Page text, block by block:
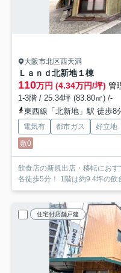
大阪市北区西天満
Ｌａｎｄ北新地１棟
110万円 (4.34万円/坪) 管
1-3階 / 25.34坪 (83.80㎡) /-
東西線「北新地」駅 徒歩8
電気有 都市ガス 好立地
敷0
飲食店の新規出店・移転におすすめ！ 「北新地」駅・「東
各徒歩5分！ 1階は約9.4坪の飲
住宅付店舗戸建